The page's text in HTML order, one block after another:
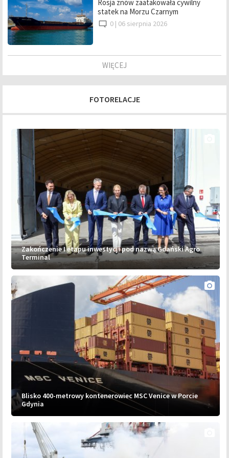
Rosja znów zaatakowała cywilny
statek na Morzu Czarnym
0 | 06 sierpnia 2026
WIĘCEJ
FOTORELACJE
Zakończenie I etapu inwestycji pod nazwą Gdański Agro
Terminal
photo_camera
Blisko 400-metrowy kontenerowiec MSC Venice w Porcie
Gdynia